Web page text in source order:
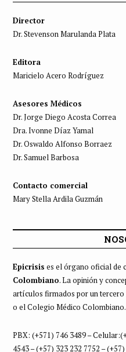
Director
Dr. Stevenson Marulanda Plata
Editora
Maricielo Acero Rodríguez
Asesores Médicos
Dr. Jorge Diego Acosta Correa
Dra. Ivonne Díaz Yamal
Dr. Oswaldo Alfonso Borraez
Dr. Samuel Barbosa
Contacto comercial
Mary Stella Ardila Guzmán
Epicrisis es el órgano oficial de
Colombiano. La opinión y
artículos firmados por un tercero
o el Colegio Médico Colombiano.
PBX: (+571) 746 3489 –
4543 – (+57) 323 232 7752 –